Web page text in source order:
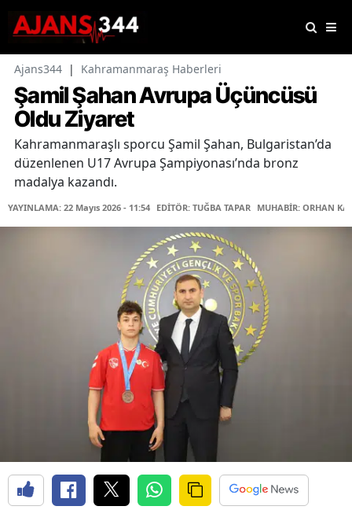
Ajans344 | Kahramanmaraş Haberleri
Şamil Şahan Avrupa Üçüncüsü
Oldu Ziyaret
Kahramanmaraşlı sporcu Şamil Şahan, Bulgaristan’da
düzenlenen U17 Avrupa Şampiyonası’nda bronz
madalya kazandı.
YAYINLAMA: 22 Mayıs 2026 - 11:54 EDİTÖR: TUĞBA TAPAR MUHABİR: ORHAN